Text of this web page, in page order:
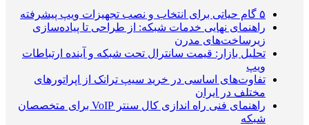
۵ گام حیاتی برای انتخاب و نصب تجهیزات ویپ پیشرفته
راهنمای نهایی خدمات شبکه: از طراحی تا پیاده‌سازی
زیرساخت‌های مدرن
تحلیل بازار: قیمت سانترال تحت شبکه و آینده ارتباطات
ویپ
تفاوت‌های اساسی در خرید سیپ ترانک از اپراتورهای
مختلف در ایران
راهنمای فنی راه اندازی کال سنتر VoIP برای متخصصان
شبکه